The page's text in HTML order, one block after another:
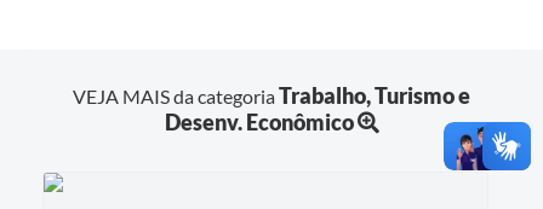
VEJA MAIS da categoriaTrabalho, Turismo e
Desenv. Econômico